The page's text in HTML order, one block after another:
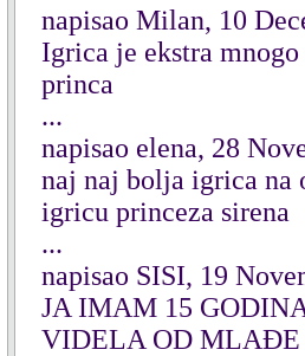
napisao Milan, 10
Igrica je ekstra
princa
...
napisao elena, 28
naj naj bolja igrica na
igricu princeza sirena
...
napisao SISI, 19
JA IMAM 15
VIDELA OD MLAĐE